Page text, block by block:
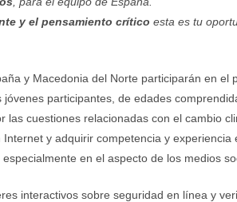
y el pensamiento crítico esta es tu
y Macedonia del Norte participarán en el
participantes, de edades
cuestiones relacionadas con el cambio
y adquirir competencia y experiencia
en el aspecto de los medios
interactivos sobre seguridad en línea y